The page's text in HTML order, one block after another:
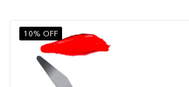
10% OFF